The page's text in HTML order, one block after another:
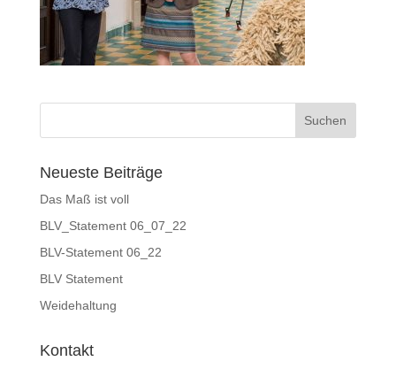
Neueste Beiträge
Das Maß ist voll
BLV_Statement 06_07_22
BLV-Statement 06_22
BLV Statement
Weidehaltung
Kontakt